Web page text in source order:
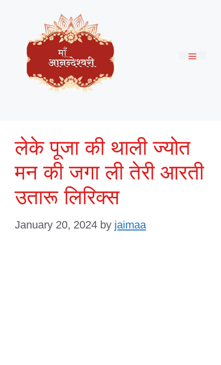
content
लेके पूजा की थाली ज्योत
मन की जगा ली तेरी आरती
उतारू लिरिक्स
January 20, 2024 by jaimaa